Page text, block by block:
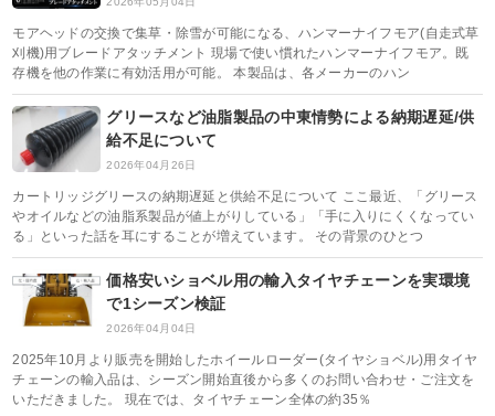
モアヘッドの交換で集草・除雪が可能になる、ハンマーナイフモア(自走式草
刈機)用ブレードアタッチメント 現場で使い慣れたハンマーナイフモア。既
存機を他の作業に有効活用が可能。 本製品は、各メーカーのハン
グリースなど油脂製品の中東情勢による納期遅延/供
給不足について
2026年04月26日
カートリッジグリースの納期遅延と供給不足について ここ最近、「グリース
やオイルなどの油脂系製品が値上がりしている」「手に入りにくくなってい
る」といった話を耳にすることが増えています。 その背景のひとつ
価格安いショベル用の輸入タイヤチェーンを実環境
で1シーズン検証
2026年04月04日
2025年10月より販売を開始したホイールローダー(タイヤショベル)用タイヤ
チェーンの輸入品は、シーズン開始直後から多くのお問い合わせ・ご注文を
いただきました。 現在では、タイヤチェーン全体の約35％